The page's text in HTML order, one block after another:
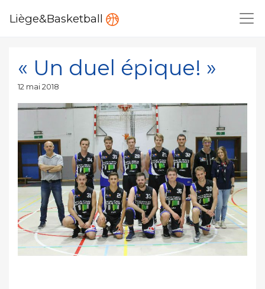
Liège&Basketball
« Un duel épique! »
Publié
12 mai 2018